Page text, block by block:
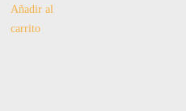
Añadir al
carrito